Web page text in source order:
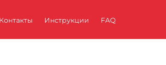
Контакты Инструкции FAQ